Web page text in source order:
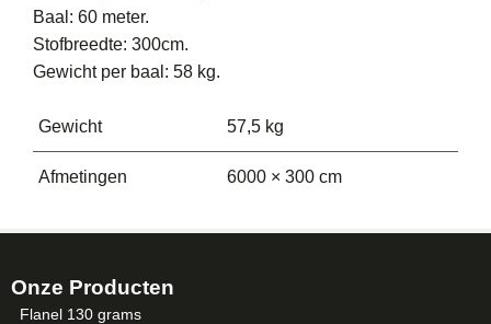
Baal: 60 meter.
Stofbreedte: 300cm.
Gewicht per baal: 58 kg.
Gewicht 57,5 kg
Afmetingen 6000 × 300 cm
Onze Producten
Flanel 130 grams